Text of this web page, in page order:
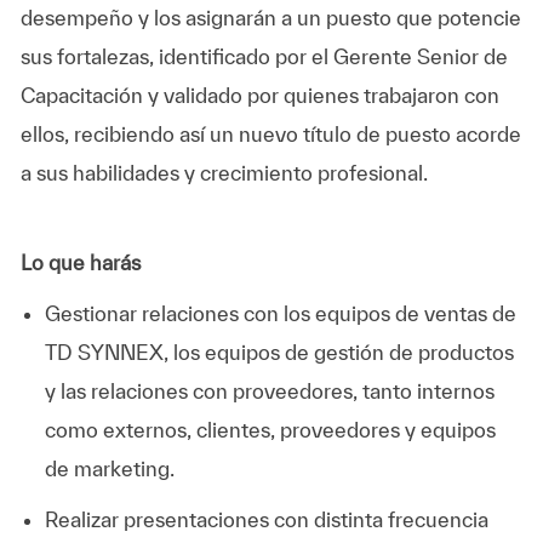
desempeño y los asignarán a un puesto que potencie
sus fortalezas, identificado por el Gerente Senior de
Capacitación y validado por quienes trabajaron con
ellos, recibiendo así un nuevo título de puesto acorde
a sus habilidades y crecimiento profesional.
Lo que harás
Gestionar relaciones con los equipos de ventas de
TD SYNNEX, los equipos de gestión de productos
y las relaciones con proveedores, tanto internos
como externos, clientes, proveedores y equipos
de marketing.
Realizar presentaciones con distinta frecuencia